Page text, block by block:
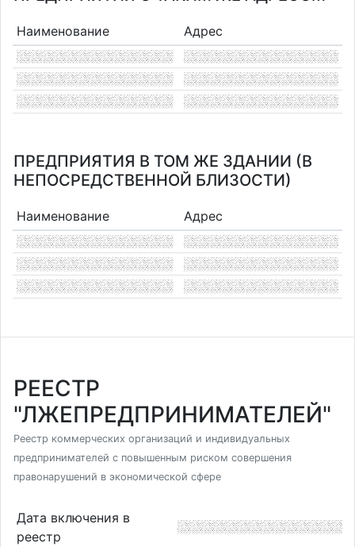
Наименование Адрес
ПРЕДПРИЯТИЯ В ТОМ ЖЕ ЗДАНИИ (В
НЕПОСРЕДСТВЕННОЙ БЛИЗОСТИ)
Наименование Адрес
РЕЕСТР
"ЛЖЕПРЕДПРИНИМАТЕЛЕЙ"
Реестр коммерческих организаций и индивидуальных
предпринимателей с повышенным риском совершения
правонарушений в экономической сфере
Дата включения в
реестр